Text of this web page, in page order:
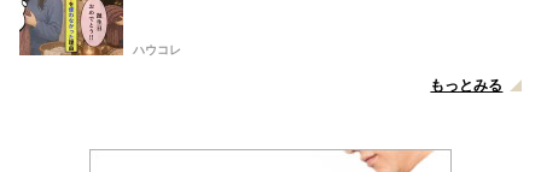
ハウコレ
もっとみる